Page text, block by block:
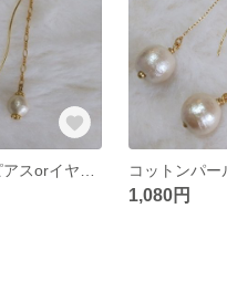
コットンパー
1,080円